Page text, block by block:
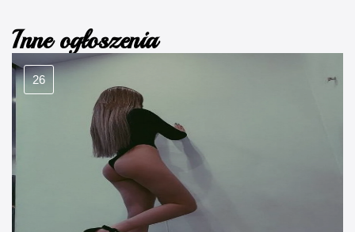
Inne ogłoszenia
26